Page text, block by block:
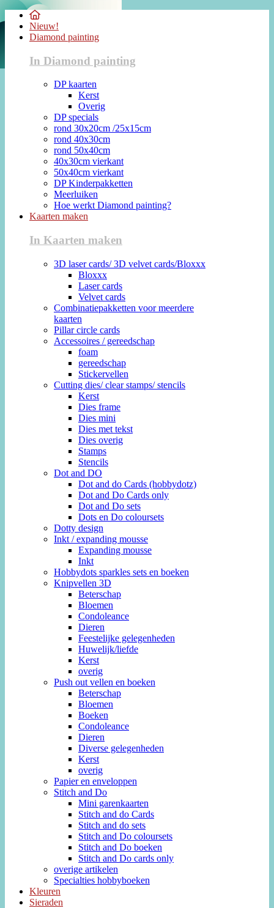
Nieuw!
Diamond painting
In Diamond painting
DP kaarten
Kerst
Overig
DP specials
rond 30x20cm /25x15cm
rond 40x30cm
rond 50x40cm
40x30cm vierkant
50x40cm vierkant
DP Kinderpakketten
Meerluiken
Hoe werkt Diamond painting?
Kaarten maken
In Kaarten maken
3D laser cards/ 3D velvet cards/Bloxxx
Bloxxx
Laser cards
Velvet cards
Combinatiepakketten voor meerdere
kaarten
Pillar circle cards
Accessoires / gereedschap
foam
gereedschap
Stickervellen
Cutting dies/ clear stamps/ stencils
Kerst
Dies frame
Dies mini
Dies met tekst
Dies overig
Stamps
Stencils
Dot and DO
Dot and do Cards (hobbydotz)
Dot and Do Cards only
Dot and Do sets
Dots en Do coloursets
Dotty design
Inkt / expanding mousse
Expanding mousse
Inkt
Hobbydots sparkles sets en boeken
Knipvellen 3D
Beterschap
Bloemen
Condoleance
Dieren
Feestelijke gelegenheden
Huwelijk/liefde
Kerst
overig
Push out vellen en boeken
Beterschap
Bloemen
Boeken
Condoleance
Dieren
Diverse gelegenheden
Kerst
overig
Papier en enveloppen
Stitch and Do
Mini garenkaarten
Stitch and do Cards
Stitch and do sets
Stitch and Do coloursets
Stitch and Do boeken
Stitch and Do cards only
overige artikelen
Specialties hobbyboeken
Kleuren
Sieraden